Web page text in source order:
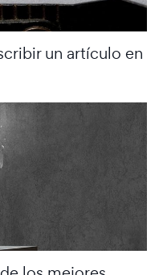
un artículo en